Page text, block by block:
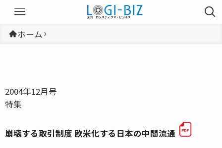
ホーム
2004年12月号
特集
崩壊する取引制度 欧米化する日本の中間流通